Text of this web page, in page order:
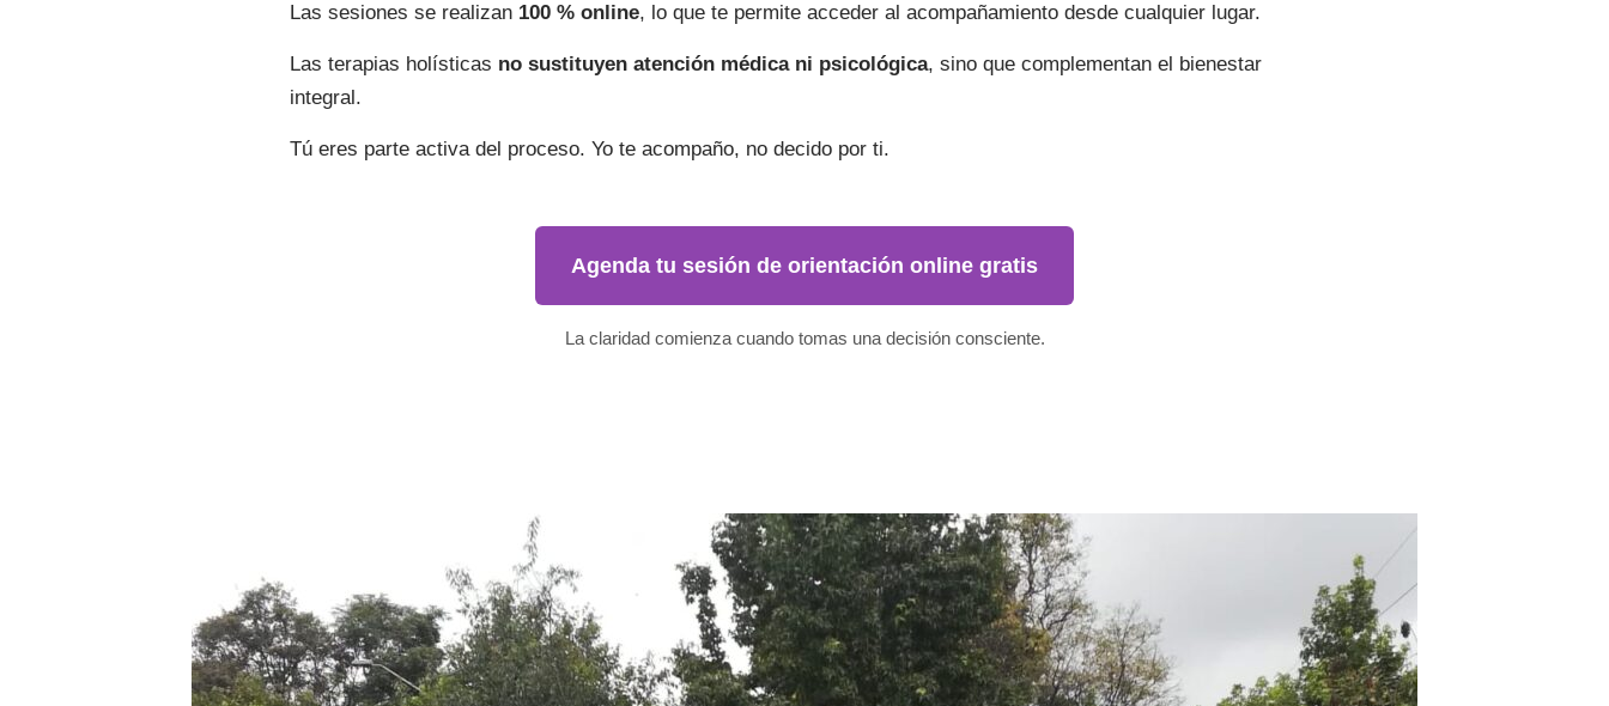
Las sesiones se realizan 100 % online, lo que te permite acceder al acompañamiento desde cualquier lugar.
Las terapias holísticas no sustituyen atención médica ni psicológica, sino que complementan el bienestar
integral.
Tú eres parte activa del proceso. Yo te acompaño, no decido por ti.
Agenda tu sesión de orientación online gratis
La claridad comienza cuando tomas una decisión consciente.